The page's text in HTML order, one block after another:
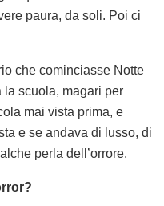
paura, da soli. Poi ci
che cominciasse Notte
la scuola, magari per
mai vista prima, e
e se andava di lusso, di
perla dell’orrore.